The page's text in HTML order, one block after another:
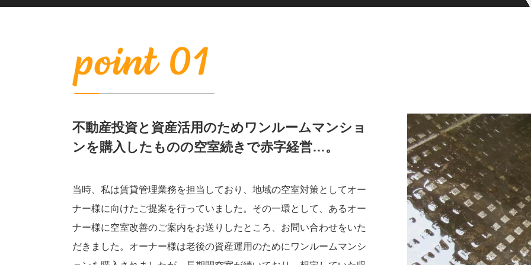
不動産投資と資産活用のためワンルームマンショ
ンを購入したものの空室続きで赤字経営…。
当時、私は賃貸管理業務を担当しており、地域の空室対策としてオー
ナー様に向けたご提案を行っていました。その一環として、あるオー
ナー様に空室改善のご案内をお送りしたところ、お問い合わせをいた
だきました。オーナー様は老後の資産運用のためにワンルームマンシ